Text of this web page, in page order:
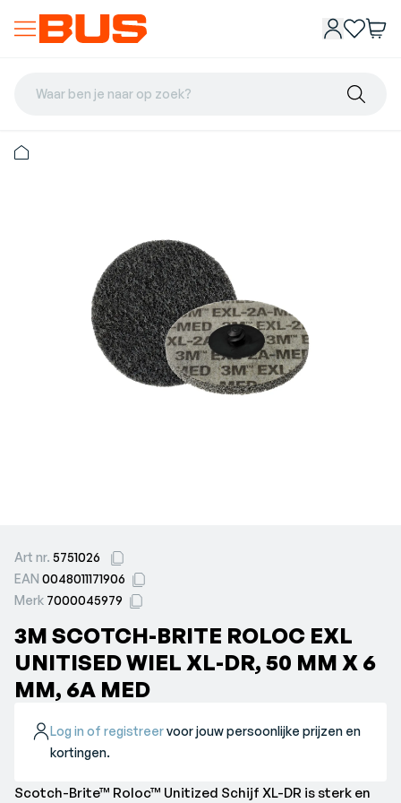
Waar ben je naar op zoek?
Art nr. 5751026
EAN 0048011171906
Merk 7000045979
3M SCOTCH-BRITE ROLOC EXL
UNITISED WIEL XL-DR, 50 MM X 6
MM, 6A MED
Log in of registreervoor jouw persoonlijke prijzen en
kortingen.
Scotch-Brite™ Roloc™ Unitized Schijf XL-DR is sterk en